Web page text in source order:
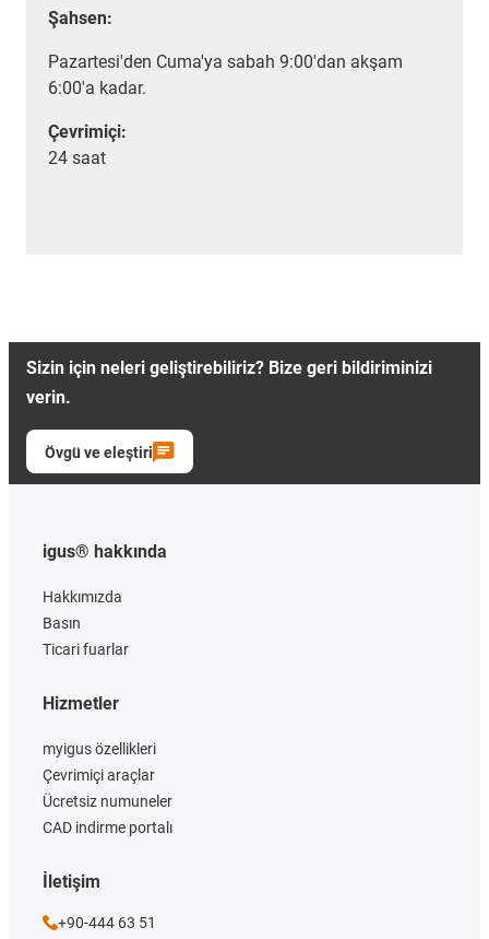
Şahsen:
Pazartesi'den Cuma'ya sabah 9:00'dan akşam
6:00'a kadar.
Çevrimiçi:
24 saat
Sizin için neleri geliştirebiliriz? Bize geri bildiriminizi
verin.
Övgü ve eleştiri
igus® hakkında
Hakkımızda
Basın
Ticari fuarlar
Hizmetler
myigus özellikleri
Çevrimiçi araçlar
Ücretsiz numuneler
CAD indirme portalı
İletişim
+90-444 63 51